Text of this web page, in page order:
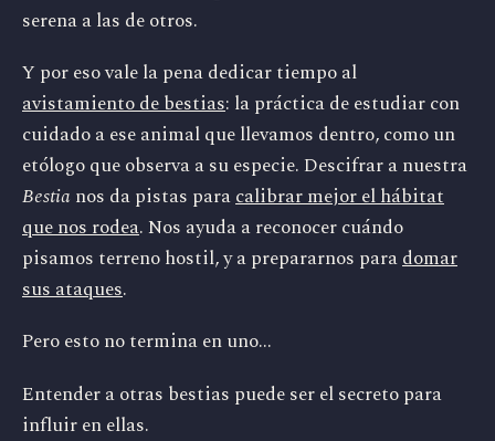
serena a las de otros.
Y por eso vale la pena dedicar tiempo al
avistamiento de bestias: la práctica de estudiar con
cuidado a ese animal que llevamos dentro, como un
etólogo que observa a su especie. Descifrar a nuestra
Bestia nos da pistas paracalibrar mejor el hábitat
que nos rodea. Nos ayuda a reconocer cuándo
pisamos terreno hostil, y a prepararnos paradomar
sus ataques.
Pero esto no termina en uno...
Entender a otras bestias puede ser el secreto para
influir en ellas.